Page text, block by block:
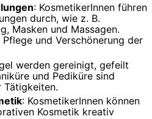
: KosmetikerInnen führen
durch, wie z. B.
Masken und Massagen.
und Verschönerung der
werden gereinigt, gefeilt
und Pediküre sind
Tätigkeiten.
: KosmetikerInnen können
Kosmetik kreativ